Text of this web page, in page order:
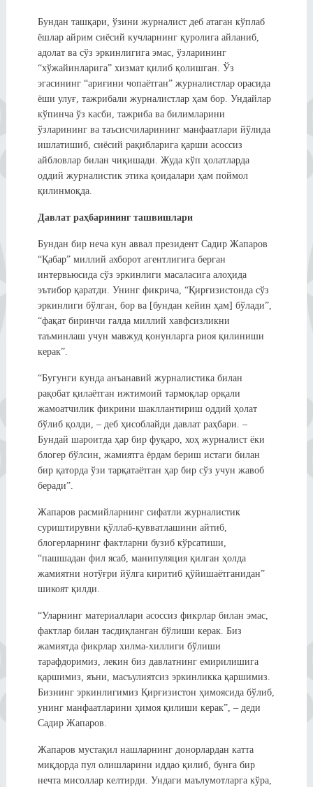
Бундан ташқари, ўзини журналист деб атаган кўплаб
ёшлар айрим сиёсий кучларнинг қуролига айланиб,
адолат ва сўз эркинлигига эмас, ўзларининг
“хўжайинларига” хизмат қилиб қолишган. Ўз
эгасининг “ариғини чопаётган” журналистлар орасида
ёши улуғ, тажрибали журналистлар ҳам бор. Ундайлар
кўпинча ўз касби, тажриба ва билимларини
ўзларининг ва таъсисчиларининг манфаатлари йўлида
ишлатишиб, сиёсий рақибларига қарши асоссиз
айбловлар билан чиқишади. Жуда кўп ҳолатларда
оддий журналистик этика қоидалари ҳам поймол
қилинмоқда.
Давлат раҳбарининг ташвишлари
Бундан бир неча кун аввал президент Садир Жапаров
“Қабар” миллий ахборот агентлигига берган
интервьюсида сўз эркинлиги масаласига алоҳида
эътибор қаратди. Унинг фикрича, “Қирғизистонда сўз
эркинлиги бўлган, бор ва [бундан кейин ҳам] бўлади”,
“фақат биринчи галда миллий хавфсизликни
таъминлаш учун мавжуд қонунларга риоя қилиниши
керак”.
“Бугунги кунда анъанавий журналистика билан
рақобат қилаётган ижтимоий тармоқлар орқали
жамоатчилик фикрини шакллантириш оддий ҳолат
бўлиб қолди, – деб ҳисоблайди давлат раҳбари. –
Бундай шароитда ҳар бир фуқаро, хоҳ журналист ёки
блогер бўлсин, жамиятга ёрдам бериш истаги билан
бир қаторда ўзи тарқатаётган ҳар бир сўз учун жавоб
беради”.
Жапаров расмийларнинг сифатли журналистик
суриштирувни қўллаб-қувватлашини айтиб,
блогерларнинг фактларни бузиб кўрсатиши,
“пашшадан фил ясаб, манипуляция қилган ҳолда
жамиятни нотўғри йўлга киритиб қўйишаётганидан”
шикоят қилди.
“Уларнинг материаллари асоссиз фикрлар билан эмас,
фактлар билан тасдиқланган бўлиши керак. Биз
жамиятда фикрлар хилма-хиллиги бўлиши
тарафдоримиз, лекин биз давлатнинг емирилишига
қаршимиз, яъни, масъулиятсиз эркинликка қаршимиз.
Бизнинг эркинлигимиз Қирғизистон ҳимоясида бўлиб,
унинг манфаатларини ҳимоя қилиши керак”, – деди
Садир Жапаров.
Жапаров мустақил нашларнинг донорлардан катта
миқдорда пул олишларини иддао қилиб, бунга бир
нечта мисоллар келтирди. Ундаги маълумотларга кўра,